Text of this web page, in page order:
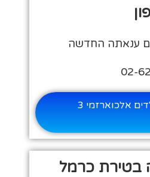
ענאתה החדשה
לכל המידע על גן ילדים אלכוארזמי 3
בטירת כרמל